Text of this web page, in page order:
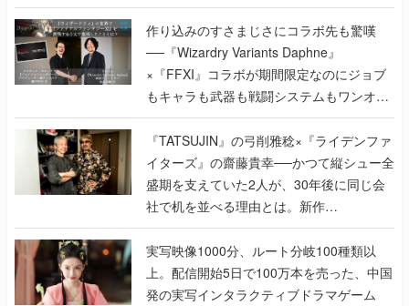
作り込みのすさまじさにコラボ先も驚嘆
──『Wizardry Variants Daphne』
×『FFXI』コラボが期間限定なのにジョブ
もキャラも武器も戦闘システムもワンオフ
で作り込まれた理由を両ディレクターに聞
く
『TATSUJIN』の弓削雅稔×『ライデンファ
イターズ』の齋藤貴幸──かつて縦シュー全
盛期を支えていた2人が、30年後に同じ会
社で机を並べる理由とは。新作
『TATSUJIN EXTREME』で初タッグを組
んだレジェンド2人に訊く開発秘話
実写映像1000分、ルート分岐100種類以
上。配信開始5日で100万本を売った、中国
発の実写インタラクティブドラマゲーム